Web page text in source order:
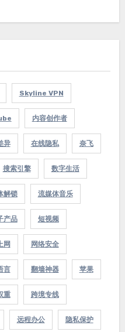
Skyline VPN
内容创作者
异 在线隐私 奈飞
搜索引擎 数字生活
解锁 流媒体音乐
产品 短视频
网 网络安全
言 翻墙神器 苹果
重 跨境专线
远程办公 隐私保护